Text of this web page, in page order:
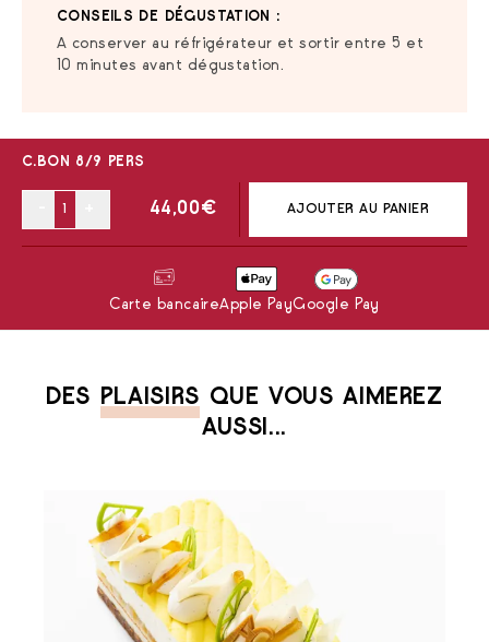
CONSEILS DE DÉGUSTATION :
A conserver au réfrigérateur et sortir entre 5 et
10 minutes avant dégustation.
C.BON 8/9 PERS
44,00€ AJOUTER AU PANIER
Carte bancaireApple PayGoogle Pay
DES PLAISIRS QUE VOUS AIMEREZ
AUSSI...